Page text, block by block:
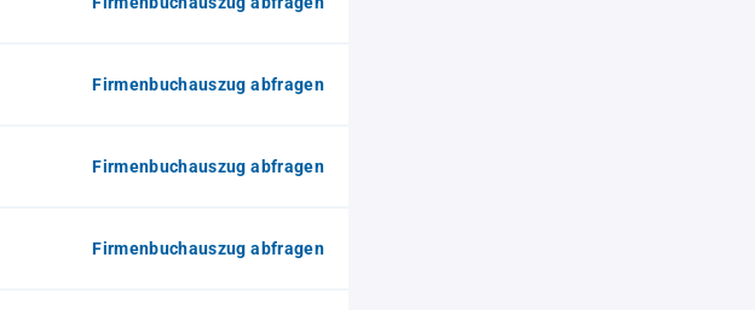
Firmenbuchauszug abfragen
Firmenbuchauszug abfragen
Firmenbuchauszug abfragen